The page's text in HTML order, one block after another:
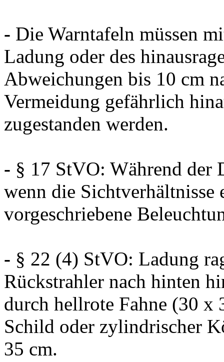
- Die Warntafeln müssen
Ladung oder des
Abweichungen bis 10 cm
Vermeidung gefährlich
zugestanden werden.
- § 17 StVO: Während der
wenn die Sichtverhältnisse
vorgeschriebene
- § 22 (4) StVO: Ladung
Rückstrahler nach hinten
durch hellrote Fahne (30 x
Schild oder zylindrischer
35 cm.